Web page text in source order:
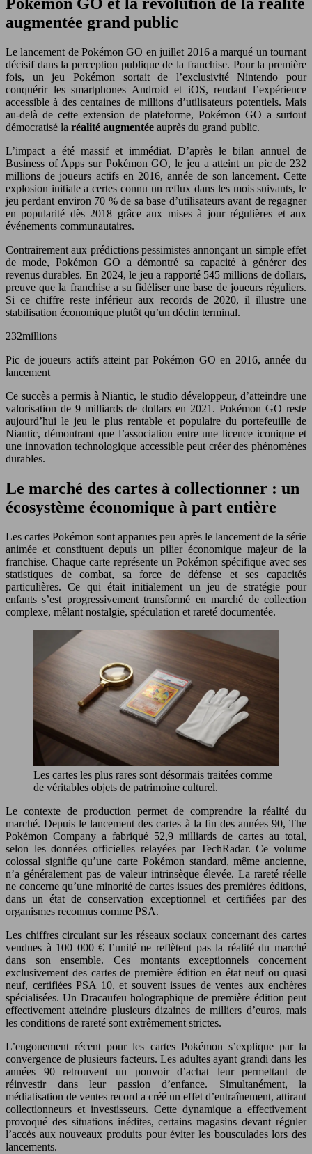
augmentée grand public
Le lancement de Pokémon GO en juillet 2016 a marqué un tournant
décisif dans la perception publique de la franchise. Pour la première
fois, un jeu Pokémon sortait de l’exclusivité Nintendo pour
conquérir les smartphones Android et iOS, rendant l’expérience
accessible à des centaines de millions d’utilisateurs potentiels. Mais
au-delà de cette extension de plateforme, Pokémon GO a surtout
démocratisé la réalité augmentée auprès du grand public.
L’impact a été massif et immédiat. D’après le bilan annuel de
Business of Apps sur Pokémon GO, le jeu a atteint un pic de 232
millions de joueurs actifs en 2016, année de son lancement. Cette
explosion initiale a certes connu un reflux dans les mois suivants, le
jeu perdant environ 70 % de sa base d’utilisateurs avant de regagner
en popularité dès 2018 grâce aux mises à jour régulières et aux
événements communautaires.
Contrairement aux prédictions pessimistes annonçant un simple effet
de mode, Pokémon GO a démontré sa capacité à générer des
revenus durables. En 2024, le jeu a rapporté 545 millions de dollars,
preuve que la franchise a su fidéliser une base de joueurs réguliers.
Si ce chiffre reste inférieur aux records de 2020, il illustre une
stabilisation économique plutôt qu’un déclin terminal.
232millions
Pic de joueurs actifs atteint par Pokémon GO en 2016, année du
lancement
Ce succès a permis à Niantic, le studio développeur, d’atteindre une
valorisation de 9 milliards de dollars en 2021. Pokémon GO reste
aujourd’hui le jeu le plus rentable et populaire du portefeuille de
Niantic, démontrant que l’association entre une licence iconique et
une innovation technologique accessible peut créer des phénomènes
durables.
Le marché des cartes à collectionner : un
écosystème économique à part entière
Les cartes Pokémon sont apparues peu après le lancement de la série
animée et constituent depuis un pilier économique majeur de la
franchise. Chaque carte représente un Pokémon spécifique avec ses
statistiques de combat, sa force de défense et ses capacités
particulières. Ce qui était initialement un jeu de stratégie pour
enfants s’est progressivement transformé en marché de collection
complexe, mêlant nostalgie, spéculation et rareté documentée.
Les cartes les plus rares sont désormais traitées comme
de véritables objets de patrimoine culturel.
Le contexte de production permet de comprendre la réalité du
marché. Depuis le lancement des cartes à la fin des années 90, The
Pokémon Company a fabriqué 52,9 milliards de cartes au total,
selon les données officielles relayées par TechRadar. Ce volume
colossal signifie qu’une carte Pokémon standard, même ancienne,
n’a généralement pas de valeur intrinsèque élevée. La rareté réelle
ne concerne qu’une minorité de cartes issues des premières éditions,
dans un état de conservation exceptionnel et certifiées par des
organismes reconnus comme PSA.
Les chiffres circulant sur les réseaux sociaux concernant des cartes
vendues à 100 000 € l’unité ne reflètent pas la réalité du marché
dans son ensemble. Ces montants exceptionnels concernent
exclusivement des cartes de première édition en état neuf ou quasi
neuf, certifiées PSA 10, et souvent issues de ventes aux enchères
spécialisées. Un Dracaufeu holographique de première édition peut
effectivement atteindre plusieurs dizaines de milliers d’euros, mais
les conditions de rareté sont extrêmement strictes.
L’engouement récent pour les cartes Pokémon s’explique par la
convergence de plusieurs facteurs. Les adultes ayant grandi dans les
années 90 retrouvent un pouvoir d’achat leur permettant de
réinvestir dans leur passion d’enfance. Simultanément, la
médiatisation de ventes record a créé un effet d’entraînement, attirant
collectionneurs et investisseurs. Cette dynamique a effectivement
provoqué des situations inédites, certains magasins devant réguler
l’accès aux nouveaux produits pour éviter les bousculades lors des
lancements.